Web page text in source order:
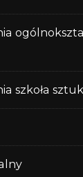
szkoła